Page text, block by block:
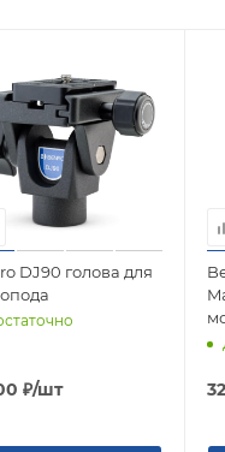
DJ90 голова для
₽/шт